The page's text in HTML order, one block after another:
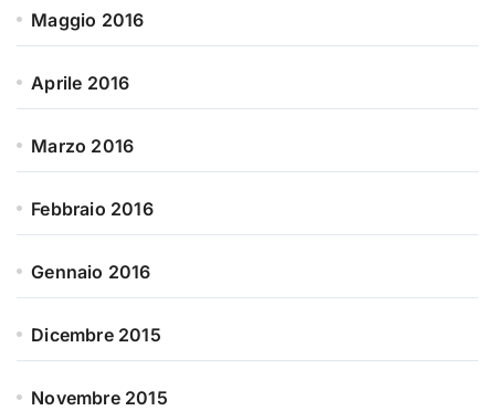
Maggio 2016
Aprile 2016
Marzo 2016
Febbraio 2016
Gennaio 2016
Dicembre 2015
Novembre 2015